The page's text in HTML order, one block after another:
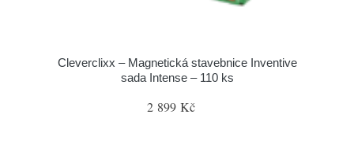
Cleverclixx – Magnetická stavebnice Inventive
sada Intense – 110 ks
2 899 Kč